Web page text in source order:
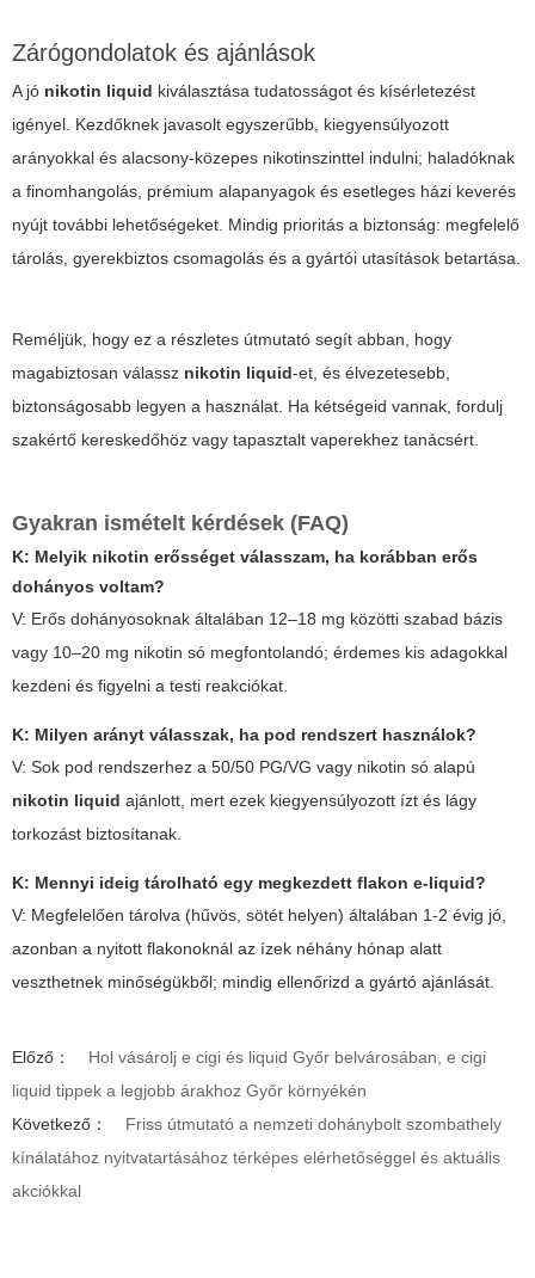
Zárógondolatok és ajánlások
A jó nikotin liquid kiválasztása tudatosságot és kísérletezést
igényel. Kezdőknek javasolt egyszerűbb, kiegyensúlyozott
arányokkal és alacsony-közepes nikotinszinttel indulni; haladóknak
a finomhangolás, prémium alapanyagok és esetleges házi keverés
nyújt további lehetőségeket. Mindig prioritás a biztonság: megfelelő
tárolás, gyerekbiztos csomagolás és a gyártói utasítások betartása.
Reméljük, hogy ez a részletes útmutató segít abban, hogy
magabiztosan válassz nikotin liquid-et, és élvezetesebb,
biztonságosabb legyen a használat. Ha kétségeid vannak, fordulj
szakértő kereskedőhöz vagy tapasztalt vaperekhez tanácsért.
Gyakran ismételt kérdések (FAQ)
K: Melyik nikotin erősséget válasszam, ha korábban erős
dohányos voltam?
V: Erős dohányosoknak általában 12–18 mg közötti szabad bázis
vagy 10–20 mg nikotin só megfontolandó; érdemes kis adagokkal
kezdeni és figyelni a testi reakciókat.
K: Milyen arányt válasszak, ha pod rendszert használok?
V: Sok pod rendszerhez a 50/50 PG/VG vagy nikotin só alapú
nikotin liquid ajánlott, mert ezek kiegyensúlyozott ízt és lágy
torkozást biztosítanak.
K: Mennyi ideig tárolható egy megkezdett flakon e-liquid?
V: Megfelelően tárolva (hűvös, sötét helyen) általában 1-2 évig jó,
azonban a nyitott flakonoknál az ízek néhány hónap alatt
veszthetnek minőségükből; mindig ellenőrizd a gyártó ajánlását.
Előző：
Hol vásárolj e cigi és liquid Győr belvárosában, e cigi
liquid tippek a legjobb árakhoz Győr környékén
Következő：
Friss útmutató a nemzeti dohánybolt szombathely
kínálatához nyitvatartásához térképes elérhetőséggel és aktuális
akciókkal